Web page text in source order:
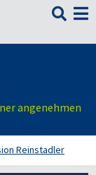

angenehmen
Reinstadler